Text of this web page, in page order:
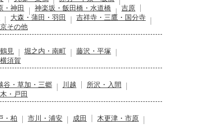
・神田 神楽坂・飯田橋・水道橋
吉原
大森・蒲田・羽田
吉祥寺・三鷹・国分寺
その他
見 堀之内・南町
藤沢・平塚
横須賀
谷・草加・三郷 川越
所沢・入間
・戸田
・柏 市川・浦安 成田
木更津・市原